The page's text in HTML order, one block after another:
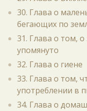
30. Глава о
бегающих по
31. Глава о том,
упомянуто
32. Глава о гиене
33. Глава о том,
употреблении в
34. Глава о